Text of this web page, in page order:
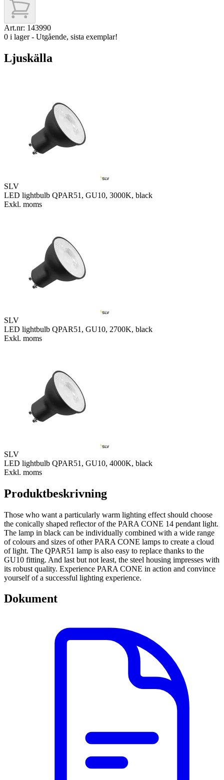
Art.nr: 143990
0 i lager - Utgående, sista exemplar!
Ljuskälla
SLV
LED lightbulb QPAR51, GU10, 3000K, black
Exkl. moms
SLV
LED lightbulb QPAR51, GU10, 2700K, black
Exkl. moms
SLV
LED lightbulb QPAR51, GU10, 4000K, black
Exkl. moms
Produktbeskrivning
Those who want a particularly warm lighting effect should choose
the conically shaped reflector of the PARA CONE 14 pendant light.
The lamp in black can be individually combined with a wide range
of colours and sizes of other PARA CONE lamps to create a cloud
of light. The QPAR51 lamp is also easy to replace thanks to the
GU10 fitting. And last but not least, the steel housing impresses with
its robust quality. Experience PARA CONE in action and convince
yourself of a successful lighting experience.
Dokument